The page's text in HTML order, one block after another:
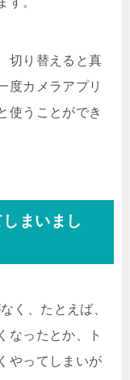
切り替えると真
度カメラアプリ
使うことができ
まいまし
く、たとえば、
なったとか、ト
やってしまいが